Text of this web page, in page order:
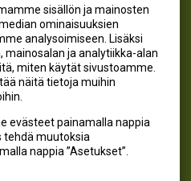
sisällön ja mainosten
ominaisuuksien
analysoimiseen. Lisäksi
mainosalan ja analytiikka-alan
miten käytät sivustoamme.
näitä tietoja muihin
evästeet painamalla nappia
tehdä muutoksia
nappia ”Asetukset”.
MEITÄ
Oy